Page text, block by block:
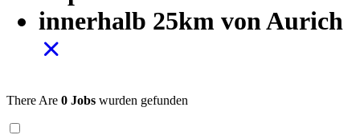
innerhalb 25km von Aurich
There Are 0 Jobs wurden gefunden